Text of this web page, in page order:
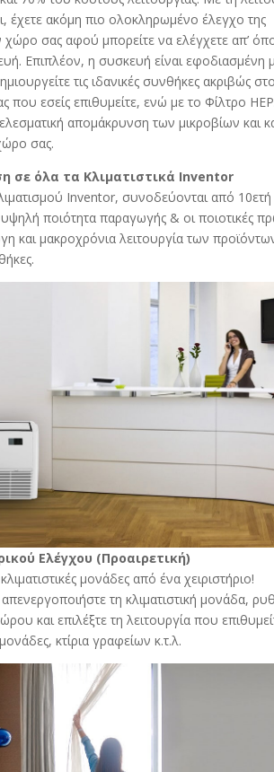
έχετε ακόμη πιο ολοκληρωμένο έλεγχο της
χώρο σας αφού μπορείτε να ελέγχετε απ’
Επιπλέον, η συσκευή είναι εφοδιασμένη
τις ιδανικές συνθήκες ακριβώς
που εσείς επιθυμείτε, ενώ με το Φίλτρο
απομάκρυνση των μικροβίων και
σας.
σε όλα τα Κλιματιστικά Inventor
Inventor, συνοδεύονται από
ποιότητα παραγωγής & οι ποιοτικές
και μακροχρόνια λειτουργία των
Ελέγχου (Προαιρετική)
μονάδες από ένα χειριστήριο!
τη κλιματιστική μονάδα,
και επιλέξτε τη λειτουργία που
κτίρια γραφείων κ.τ.λ.